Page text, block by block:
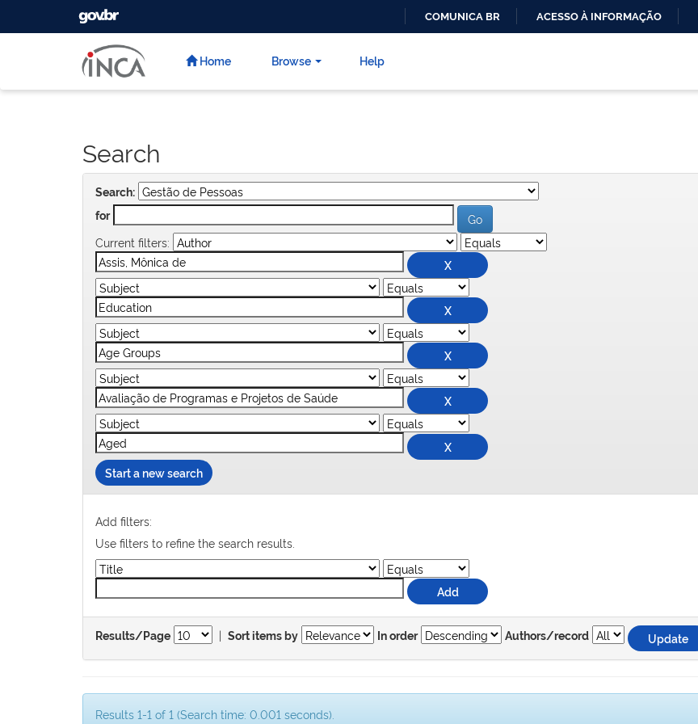
CONTEÚDO
GOVBR
COMUNICA BR ACESSO À INFORMAÇÃO
Home Browse Help
Search
Search:
for
Current filters:
Start a new search
Add filters:
Use filters to refine the search results.
Results/Page | Sort items by In order Authors/record
Results 1-1 of 1 (Search time: 0.001 seconds).